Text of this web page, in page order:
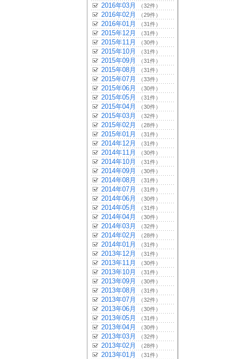
2016年03月 （32件）
2016年02月 （29件）
2016年01月 （31件）
2015年12月 （31件）
2015年11月 （30件）
2015年10月 （31件）
2015年09月 （31件）
2015年08月 （31件）
2015年07月 （33件）
2015年06月 （30件）
2015年05月 （31件）
2015年04月 （30件）
2015年03月 （32件）
2015年02月 （28件）
2015年01月 （31件）
2014年12月 （31件）
2014年11月 （30件）
2014年10月 （31件）
2014年09月 （30件）
2014年08月 （31件）
2014年07月 （31件）
2014年06月 （30件）
2014年05月 （31件）
2014年04月 （30件）
2014年03月 （32件）
2014年02月 （28件）
2014年01月 （31件）
2013年12月 （31件）
2013年11月 （30件）
2013年10月 （31件）
2013年09月 （30件）
2013年08月 （31件）
2013年07月 （32件）
2013年06月 （30件）
2013年05月 （31件）
2013年04月 （30件）
2013年03月 （32件）
2013年02月 （28件）
2013年01月 （31件）